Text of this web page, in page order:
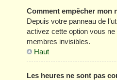
Comment empêcher mon
Depuis votre panneau de
activez cette option vous
membres invisibles.
Haut
Les heures ne sont pas